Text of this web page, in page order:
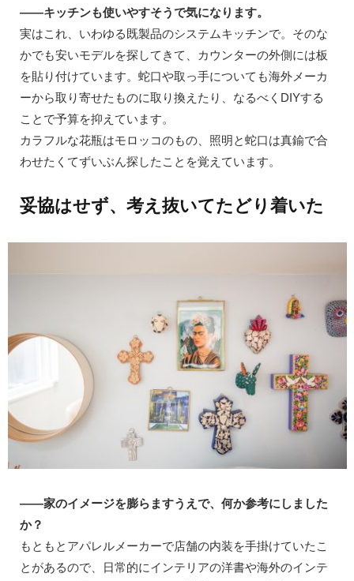
——キッチンも使いやすそうで気になります。
実はこれ、いわゆる既製品のシステムキッチンで。そのな
かでも安いモデルを探してきて、カウンターの外側には板
を貼り付けています。蛇口や取っ手についても海外メーカ
ーから取り寄せたものに取り換えたり、なるべくDIYする
ことで予算を抑えています。
カラフルな花瓶はモロッコのもの、照明と蛇口は真鍮で合
わせたくてずいぶん探したことを覚えています。
妥協はせず、考え抜いてたどり着いた
——家のイメージを膨らますうえで、何か参考にしました
か？
もともとアパレルメーカーで店舗の内装を手掛けていたこ
とがあるので、日常的にインテリアの洋書や海外のインテ